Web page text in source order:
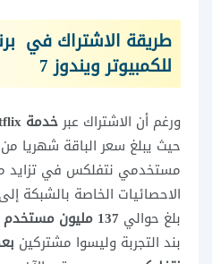
طريقة الاشتراك في
للكمبيوتر ويندوز 7
ورغم أن الاشتراك عبرخدمة Netflix
حيث يبلغ سعر الباقة شهريا من
مستخدمي نتفلكس في تزايد
الاحصائيات الخاصة بالشبكة
بلغ حوالي
بند التجربة وليسوا مشتركين